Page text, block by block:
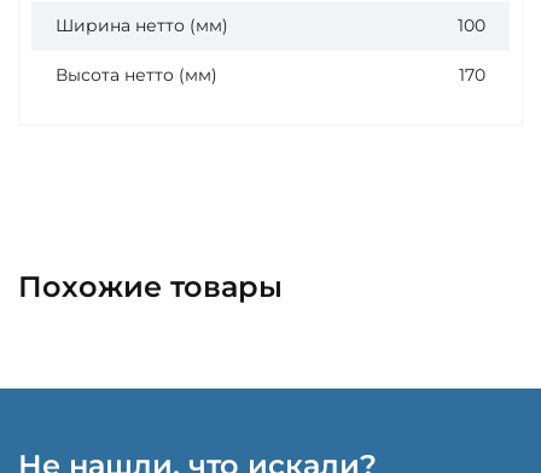
Ширина нетто (мм) 100
Высота нетто (мм) 170
Похожие товары
Не нашли, что искали?